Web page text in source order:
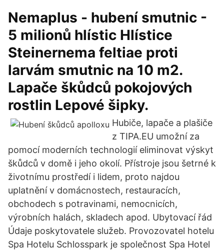
Nemaplus - hubení smutnic -
5 milionů hlístic Hlístice
Steinernema feltiae proti
larvám smutnic na 10 m2.
Lapače škůdců pokojových
rostlin Lepové šipky.
Hubiče, lapače a plašiče
z TIPA.EU umožní za
pomocí moderních technologií eliminovat výskyt
škůdců v domě i jeho okolí. Přístroje jsou šetrné k
životnímu prostředí i lidem, proto najdou
uplatnění v domácnostech, restauracích,
obchodech s potravinami, nemocnicích,
výrobních halách, skladech apod. Ubytovací řád
Údaje poskytovatele služeb. Provozovatel hotelu
Spa Hotelu Schlosspark je společnost Spa Hotel